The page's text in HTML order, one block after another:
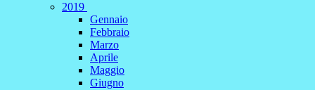
2019
Gennaio
Febbraio
Marzo
Aprile
Maggio
Giugno